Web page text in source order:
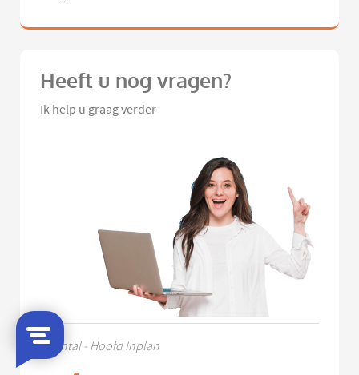
Heeft u nog vragen?
Ik help u graag verder
Chantal - Hoofd Inplan